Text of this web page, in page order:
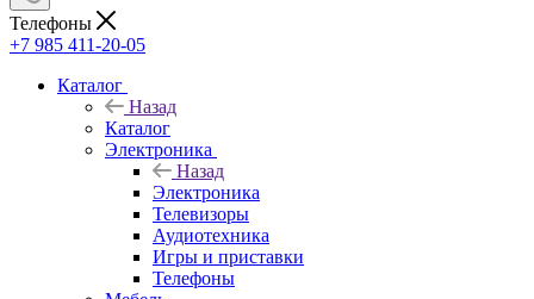
Телефоны
+7 985 411-20-05
Каталог
Назад
Каталог
Электроника
Назад
Электроника
Телевизоры
Аудиотехника
Игры и приставки
Телефоны